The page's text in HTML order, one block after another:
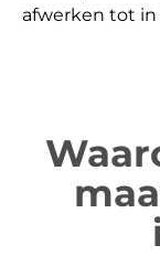
afwerken tot